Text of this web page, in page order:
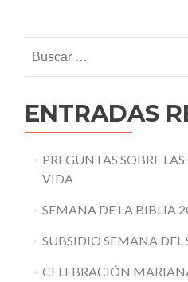
ENTRADAS
PREGUNTAS SOBRE
VIDA
SEMANA DE LA BIBLIA
SUBSIDIO SEMANA
CELEBRACIÓN